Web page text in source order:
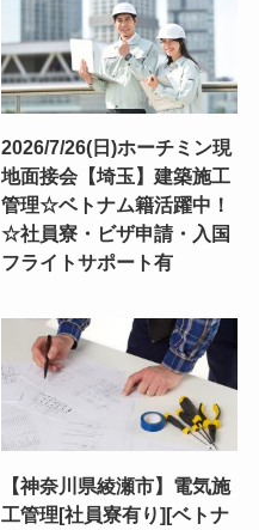
2026/7/26(日)ホーチミン現
地面接会【埼玉】建築施工
管理☆ベトナム籍活躍中！
☆社員寮・ビザ申請・入国
フライトサポート有
【神奈川県綾瀬市】電気施
工管理[社員寮有り][ベトナ